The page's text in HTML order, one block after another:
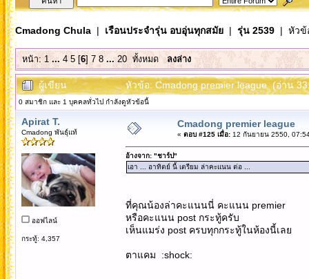
Cmadong Chula| เรือนประจำรุ่น อบอุ่นทุกสมัย| รุ่น 2539| หัวข้
หน้า:1 ... 4 5[6] 7 8 ...20 ทั้งหมด ลงล่าง
ผู้เขียน หัวข้อ: Cmadong premier league (อ่าน
0 สมาชิก และ 1 บุคคลทั่วไป กำลังดูหัวข้อนี้
Apirat T.
Cmadong พันธุ์แท้
ออฟไลน์
กระทู้: 4,357
Cmadong premier league
« ตอบ #125 เมื่อ:12 กันยายน 2550,
อ้างจาก: "ชาร์ป"
เอา ... อาทิตย์ นี้ เตรียม ล่าคะแนน ต่อ ...
ที่คุณน้องล่าคะแนนนี่ คะแนน premier
หรือคะแนน post กระทู้ครับ
เห็นแมร่ง post ครบทุกกระทู้ในห้องนี้เลย
ตาแคม :shock: